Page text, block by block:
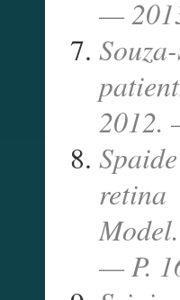
—
2012.
retina
— P.